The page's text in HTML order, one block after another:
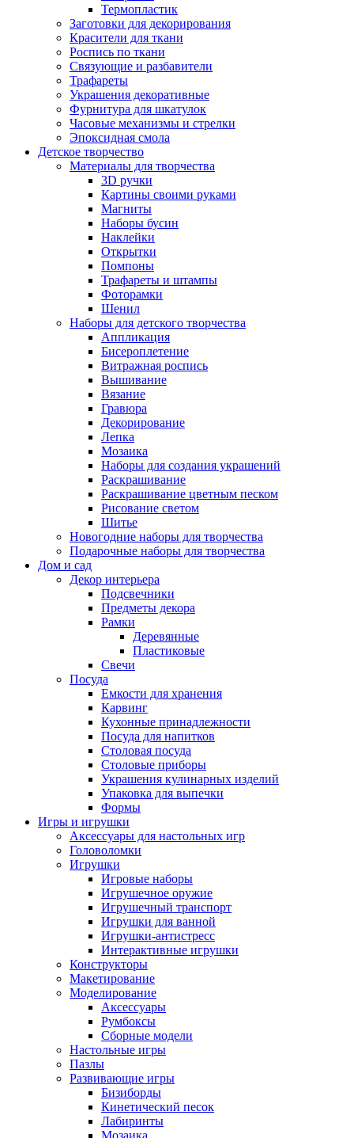
Термопластик
Заготовки для декорирования
Красители для ткани
Роспись по ткани
Связующие и разбавители
Трафареты
Украшения декоративные
Фурнитура для шкатулок
Часовые механизмы и стрелки
Эпоксидная смола
Детское творчество
Материалы для творчества
3D ручки
Картины своими руками
Магниты
Наборы бусин
Наклейки
Открытки
Помпоны
Трафареты и штампы
Фоторамки
Шенил
Наборы для детского творчества
Аппликация
Бисероплетение
Витражная роспись
Вышивание
Вязание
Гравюра
Декорирование
Лепка
Мозаика
Наборы для создания украшений
Раскрашивание
Раскрашивание цветным песком
Рисование светом
Шитье
Новогодние наборы для творчества
Подарочные наборы для творчества
Дом и сад
Декор интерьера
Подсвечники
Предметы декора
Рамки
Деревянные
Пластиковые
Свечи
Посуда
Емкости для хранения
Карвинг
Кухонные принадлежности
Посуда для напитков
Столовая посуда
Столовые приборы
Украшения кулинарных изделий
Упаковка для выпечки
Формы
Игры и игрушки
Аксессуары для настольных игр
Головоломки
Игрушки
Игровые наборы
Игрушечное оружие
Игрушечный транспорт
Игрушки для ванной
Игрушки-антистресс
Интерактивные игрушки
Конструкторы
Макетирование
Моделирование
Аксессуары
Румбоксы
Сборные модели
Настольные игры
Пазлы
Развивающие игры
Бизиборды
Кинетический песок
Лабиринты
Мозаика